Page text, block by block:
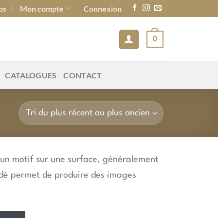
Mon compte Connexion
0
CATALOGUES CONTACT
motif sur une surface, généralement
permet de produire des images